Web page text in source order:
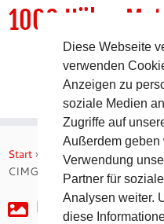
Inhalt
springen
1000
DER
Start » Jakobsweg 2008 – 18.
CIMG2801
CIMG2801
Diese Webseite
verwenden
Anzeigen zu
soziale Medien
Zugriffe auf
Außerdem geben
Verwendung
Partner für
Analysen weiter.
diese